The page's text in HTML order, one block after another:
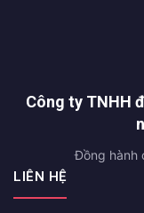
Công ty TNHH
Đồng hành
LIÊN HỆ